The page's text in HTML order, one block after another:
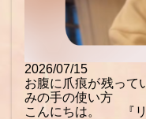
2026/07/15
お腹に爪痕が残って
みの手の使い方
こんにちは。 『リ